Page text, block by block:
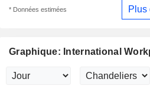
* Données estimées Plus
Graphique: International